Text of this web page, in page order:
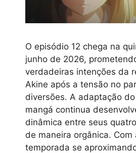
O episódio 12 chega na
junho de 2026,
verdadeiras intenções da
Akine após a tensão no
diversões. A adaptação
mangá continua
dinâmica entre seus
de maneira orgânica.
temporada se